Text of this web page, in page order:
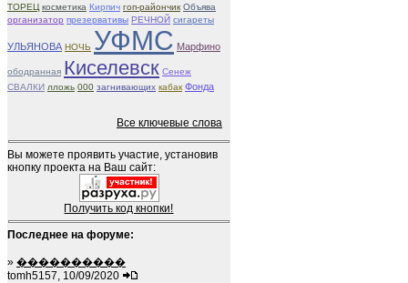
ТОРЕЦ косметика Кирпич гоп-райончик Объява
организатор презервативы РЕЧНОЙ сигареты
УЛЬЯНОВА НОЧЬ УФМС Марфино
ободранная Киселевск Сенеж
СВАЛКИ лложь 000 загнивающих кабак Фонда
Все ключевые слова
Вы можете проявить участие, установив
кнопку проекта на Ваш сайт:
Получить код кнопки!
Последнее на форуме:
» ����������
tomh5157, 10/09/2020